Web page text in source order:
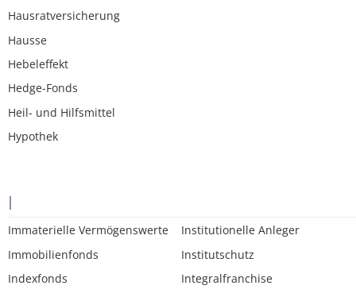
Hausratversicherung
Hausse
Hebeleffekt
Hedge-Fonds
Heil- und Hilfsmittel
Hypothek
I
Immaterielle Vermögenswerte
Immobilienfonds
Indexfonds
Institutionelle Anleger
Institutschutz
Integralfranchise